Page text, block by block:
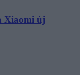
Xiaomi új